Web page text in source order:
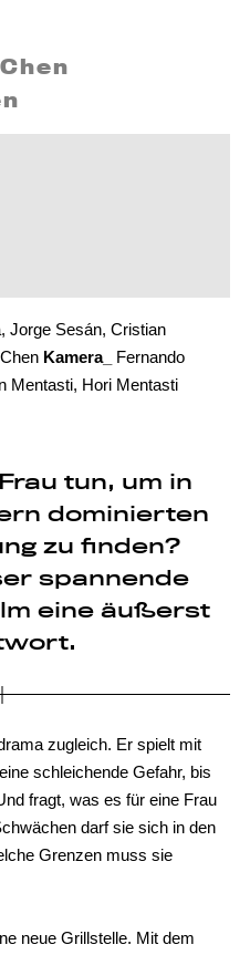
Jorge Sesán, Cristian
Kamera_
Fernando
Mentasti, Hori Mentasti
tun, um in
dominierten
zu finden?
spannende
eine äußerst
zugleich. Er spielt mit
schleichende Gefahr, bis
fragt, was es für eine Frau
darf sie sich in den
Grenzen muss sie
neue Grillstelle. Mit dem